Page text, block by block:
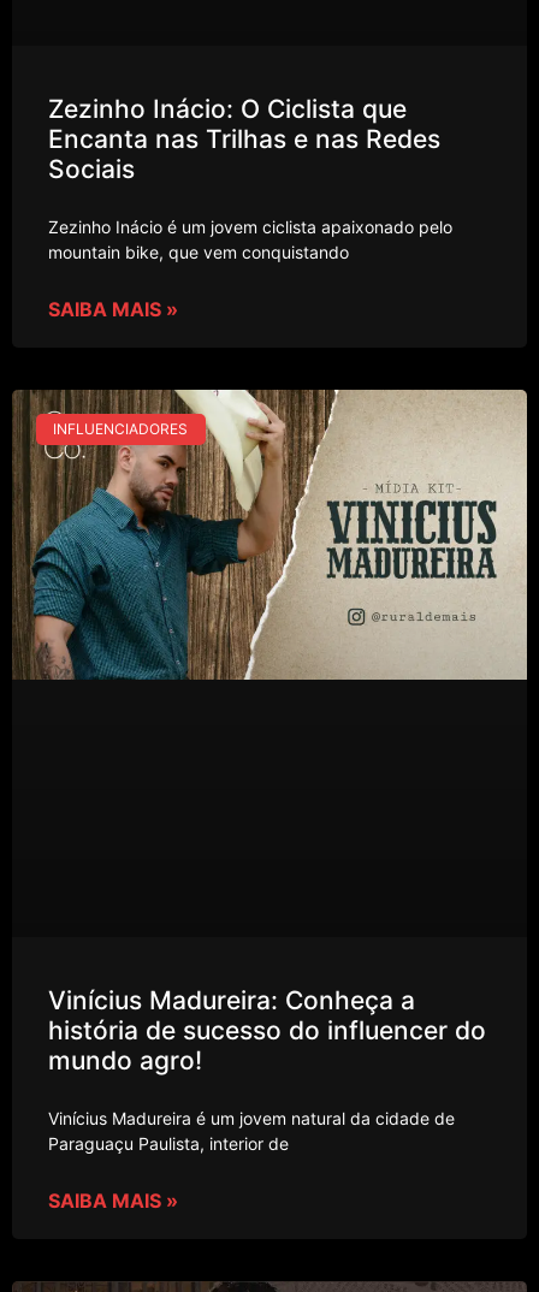
Zezinho Inácio: O Ciclista que
Encanta nas Trilhas e nas Redes
Sociais
Zezinho Inácio é um jovem ciclista apaixonado pelo
mountain bike, que vem conquistando
SAIBA MAIS »
INFLUENCIADORES
Vinícius Madureira: Conheça a
história de sucesso do influencer do
mundo agro!
Vinícius Madureira é um jovem natural da cidade de
Paraguaçu Paulista, interior de
SAIBA MAIS »